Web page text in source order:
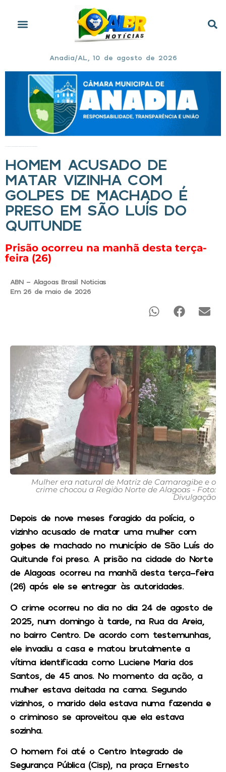
Anadia/AL, 10 de agosto de 2026
HOMEM ACUSADO DE
MATAR VIZINHA COM
GOLPES DE MACHADO É
PRESO EM SÃO LUÍS DO
QUITUNDE
Prisão ocorreu na manhã desta terça-
feira (26)
ABN - Alagoas Brasil Noticias
Em 26 de maio de 2026
Mulher era natural de Matriz de Camaragibe e o
crime chocou a Região Norte de Alagoas - Foto:
Divulgação
Depois de nove meses foragido da polícia, o
vizinho acusado de matar uma mulher com
golpes de machado no município de São Luís do
Quitunde foi preso. A prisão na cidade do Norte
de Alagoas ocorreu na manhã desta terça-feira
(26) após ele se entregar às autoridades.
O crime ocorreu no dia no dia 24 de agosto de
2025, num domingo à tarde, na Rua da Areia,
no bairro Centro. De acordo com testemunhas,
ele invadiu a casa e matou brutalmente a
vítima identificada como Luciene Maria dos
Santos, de 45 anos. No momento da ação, a
mulher estava deitada na cama. Segundo
vizinhos, o marido dela estava numa fazenda e
o criminoso se aproveitou que ela estava
sozinha.
O homem foi até o Centro Integrado de
Segurança Pública (Cisp), na praça Ernesto